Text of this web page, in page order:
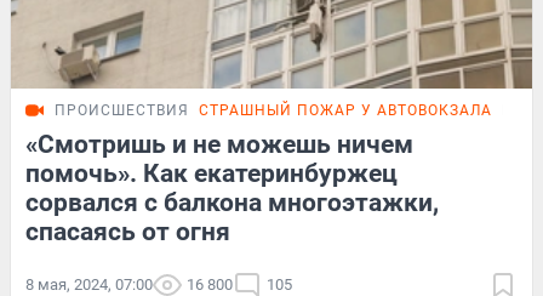
ПРОИСШЕСТВИЯ СТРАШНЫЙ ПОЖАР У АВТОВОКЗАЛА
«Смотришь и не можешь ничем
помочь». Как екатеринбуржец
сорвался с балкона многоэтажки,
спасаясь от огня
8 мая, 2024, 07:00 16 800 105